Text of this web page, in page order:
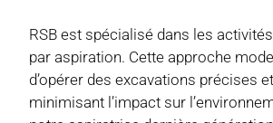
RSB est spécialisé dans les
par aspiration. Cette approche
d’opérer des excavations précises
minimisant l’impact sur